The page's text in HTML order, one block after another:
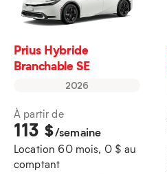
Prius Hybride
Branchable SE
2026
À partir de
113 $/semaine
Location 60 mois, 0 $ au
comptant